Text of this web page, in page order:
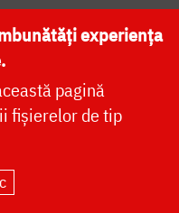
NAȚIONALĂ
MEDIA
©
experiența
pagină
fișierelor de tip